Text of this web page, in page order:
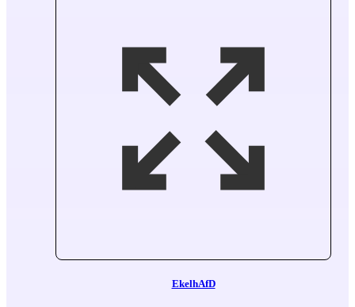
EkelhAfD